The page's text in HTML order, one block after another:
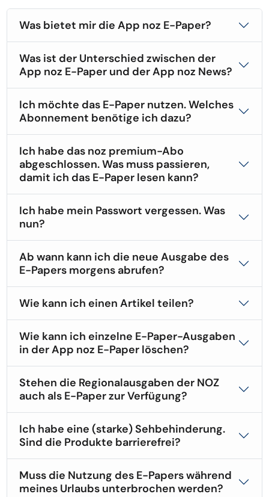
Was bietet mir die App noz E-Paper?
Was ist der Unterschied zwischen der
App noz E-Paper und der App noz News?
Ich möchte das E-Paper nutzen. Welches
Abonnement benötige ich dazu?
Ich habe das noz premium-Abo
abgeschlossen. Was muss passieren,
damit ich das E-Paper lesen kann?
Ich habe mein Passwort vergessen. Was
nun?
Ab wann kann ich die neue Ausgabe des
E-Papers morgens abrufen?
Wie kann ich einen Artikel teilen?
Wie kann ich einzelne E-Paper-Ausgaben
in der App noz E-Paper löschen?
Stehen die Regionalausgaben der NOZ
auch als E-Paper zur Verfügung?
Ich habe eine (starke) Sehbehinderung.
Sind die Produkte barrierefrei?
Muss die Nutzung des E-Papers während
meines Urlaubs unterbrochen werden?